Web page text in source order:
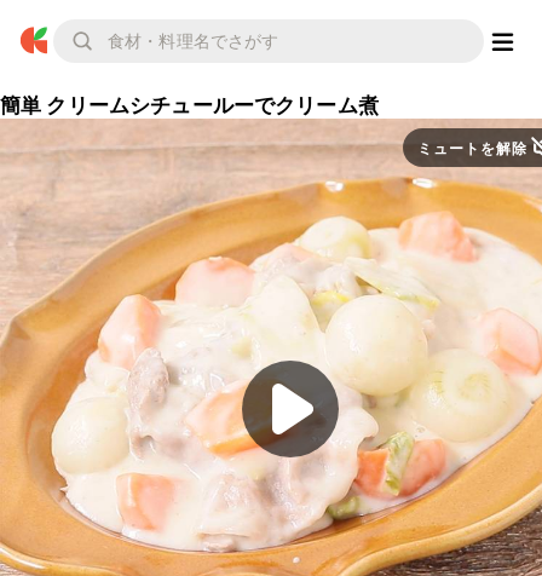
簡単 クリームシチュールーでクリーム煮
ミュートを解除